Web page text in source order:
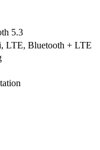
5.3
LTE, Bluetooth + LTE